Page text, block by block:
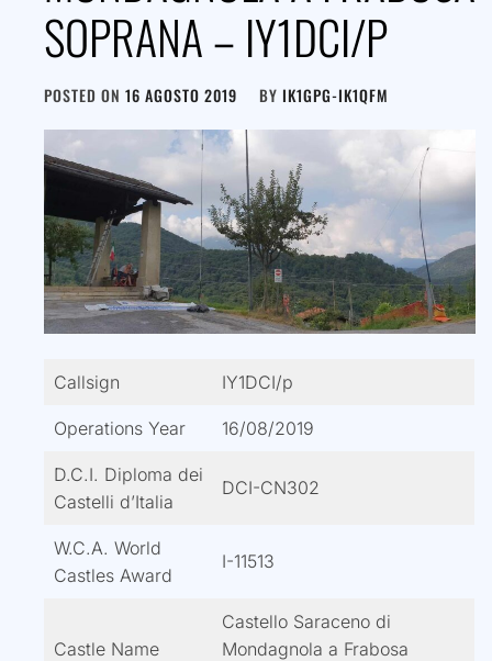
SOPRANA – IY1DCI/P
POSTED ON 16 AGOSTO 2019 BY IK1GPG-IK1QFM
Callsign IY1DCI/p
Operations Year 16/08/2019
D.C.I. Diploma dei
Castelli d’Italia
DCI-CN302
W.C.A. World
Castles Award
I-11513
Castle Name
Castello Saraceno di
Mondagnola a Frabosa